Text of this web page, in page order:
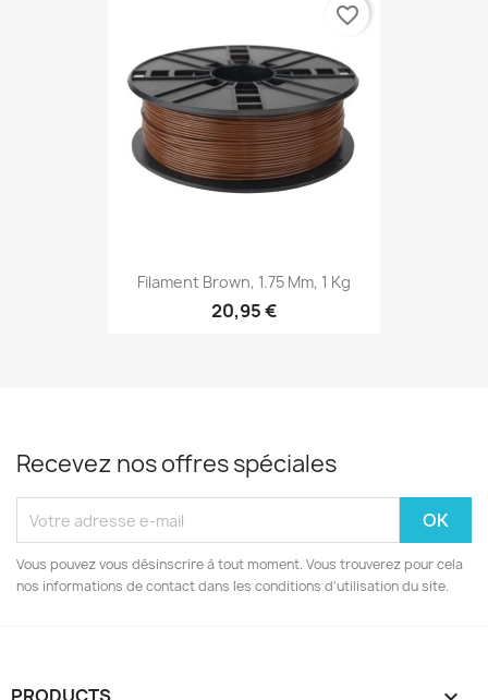
Filament Brown, 1.75 Mm, 1 Kg
20,95 €
favorite_border
Recevez nos offres spéciales
Vous pouvez vous désinscrire à tout moment. Vous trouverez pour cela
nos informations de contact dans les conditions d'utilisation du site.